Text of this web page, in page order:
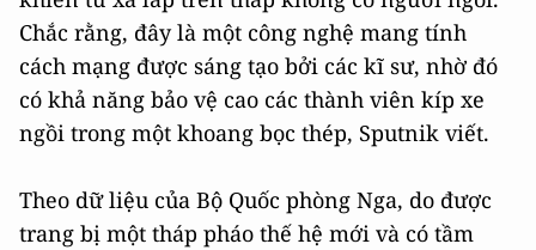
Chắc rằng, đây là một công nghệ mang tính
cách mạng được sáng tạo bởi các kĩ sư, nhờ đó
có khả năng bảo vệ cao các thành viên kíp xe
ngồi trong một khoang bọc thép, Sputnik viết.
Theo dữ liệu của Bộ Quốc phòng Nga, do được
trang bị một tháp pháo thế hệ mới và có tầm